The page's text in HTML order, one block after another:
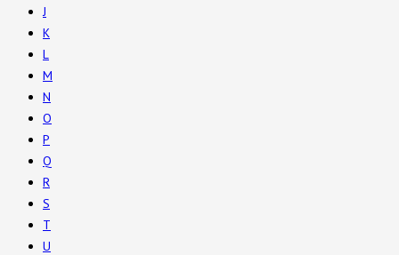
J
K
L
M
N
O
P
Q
R
S
T
U